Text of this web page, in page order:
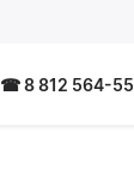
☎ 8 812 564-